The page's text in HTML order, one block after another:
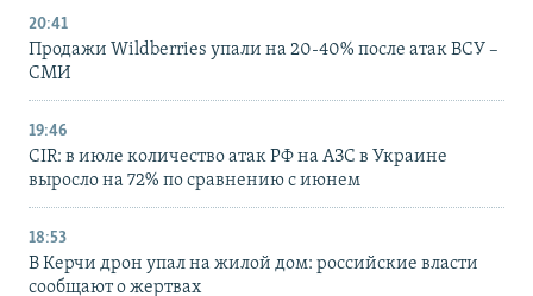
20:41
Продажи Wildberries упали на 20-40% после атак ВСУ –
СМИ
19:46
CIR: в июле количество атак РФ на АЗС в Украине
выросло на 72% по сравнению с июнем
18:53
В Керчи дрон упал на жилой дом: российские власти
сообщают о жертвах